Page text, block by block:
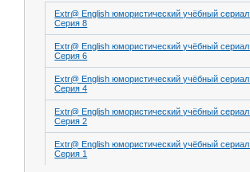
Extr@ English юмористический учёбный сериал.
Серия 8
Extr@ English юмористический учёбный сериал.
Серия 6
Extr@ English юмористический учёбный сериал.
Серия 4
Extr@ English юмористический учёбный сериал.
Серия 2
Extr@ English юмористический учёбный сериал.
Серия 1